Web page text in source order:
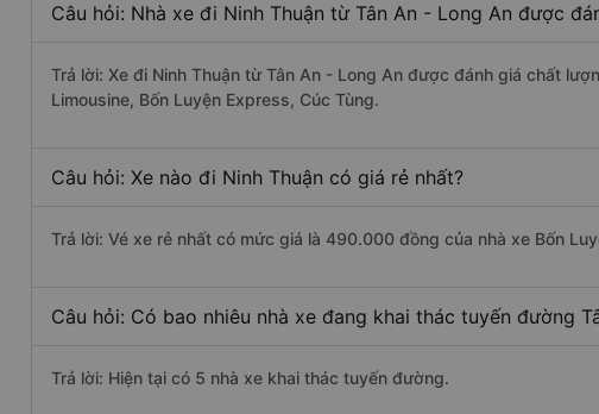
Câu hỏi: Nhà xe đi Ninh Thuận từ Tân An - Long An được
Trả lời: Xe đi Ninh Thuận từ Tân An - Long An được đánh giá chất
Limousine, Bốn Luyện Express, Cúc Tùng.
Câu hỏi: Xe nào đi Ninh Thuận có giá rẻ nhất?
Trả lời: Vé xe rẻ nhất có mức giá là 490.000 đồng của nhà xe Bốn
Câu hỏi: Có bao nhiêu nhà xe đang khai thác tuyến đường
Trả lời: Hiện tại có 5 nhà xe khai thác tuyến đường.